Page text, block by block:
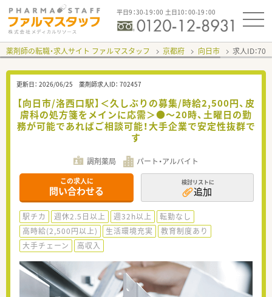
平日9：30-19：00 土日10：00-19：00
薬剤師の転職・求人サイト ファルマスタッフ 京都府 向日市 求人ID：
更新日： 2026/06/25 薬剤師求人ID： 702457
【向日市/洛西口駅】＜久しぶりの募集/時給2,500円、皮
膚科の処方箋をメインに応需＞●～20時、土曜日の勤
務が可能であればご相談可能！大手企業で安定性抜群で
す
調剤薬局 パート・アルバイト
この求人に
問い合わせる
検討リストに
追加
駅チカ 週休2.5日以上 週32h以上
転勤なし
高時給(2,500円以上)
生活環境充実
教育制度あり
大手チェーン
高収入